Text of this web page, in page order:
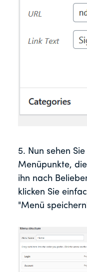
5. Nun sehen
Menüpunkte,
ihn nach
klicken Sie
"Menü